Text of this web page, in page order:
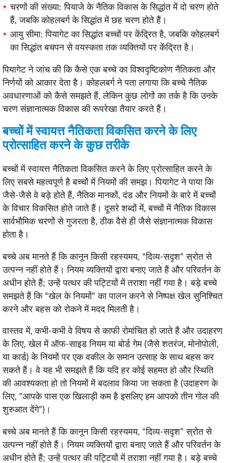
चरणों की संख्या: पियाजे के नैतिक विकास के सिद्धांत में दो चरण होते
हैं, जबकि कोहलबर्ग के सिद्धांत में छह चरण होते हैं।
आयु सीमा: पियागेट का सिद्धांत बच्चों पर केंद्रित है, जबकि कोहलबर्ग
का सिद्धांत बचपन से वयस्कता तक व्यक्तियों पर केंद्रित है।
पियागेट ने जांच की कि कैसे एक बच्चे का विश्वदृष्टिकोण नैतिकता और
निर्णयों को आकार देता है। कोहलबर्ग ने पता लगाया कि बच्चे नैतिक
अवधारणाओं को कैसे समझते हैं, लेकिन कुछ लोगों का तर्क है कि उनके
चरण संज्ञानात्मक विकास की रूपरेखा तैयार करते हैं।
बच्चों में स्वायत्त नैतिकता विकसित करने के लिए
प्रोत्साहित करने के कुछ तरीके
बच्चों में स्वायत्त नैतिकता विकसित करने के लिए प्रोत्साहित करने के
लिए सबसे महत्वपूर्ण है बच्चों में नियमों की समझ। पियागेट ने पाया कि
जैसे-जैसे वे बड़े होते हैं, नैतिक मानकों, दंड और नियमों के बारे में बच्चों
के विचार विकसित होते जाते हैं। दूसरे शब्दों में, बच्चों में नैतिक विकास
सार्वभौमिक चरणों से गुजरता है, ठीक वैसे ही जैसे संज्ञानात्मक विकास
होता है।
बच्चे अब मानते हैं कि कानून किसी रहस्यमय, “दिव्य-सदृश” स्रोत से
उत्पन्न नहीं होते हैं। नियम व्यक्तियों द्वारा बनाए जाते हैं और परिवर्तन के
अधीन होते हैं; उन्हें पत्थर की पट्टियों में तराशा नहीं गया है। बड़े बच्चे
समझते हैं कि “खेल के नियमों” का पालन करने से निष्पक्ष खेल सुनिश्चित
करने और बहस को रोकने में मदद मिलती है।
वास्तव में, कभी-कभी वे विषय से काफी रोमांचित हो जाते हैं और उदाहरण
के लिए, खेल में ऑफ-साइड नियम या बोर्ड गेम (जैसे शतरंज, मोनोपोली,
या कार्ड) के नियमों पर एक वकील के समान उत्साह के साथ बहस कर
सकते हैं। वे यह भी समझते हैं कि यदि हर कोई सहमत हो और स्थिति
की आवश्यकता हो तो नियमों में बदलाव किया जा सकता है (उदाहरण के
लिए, “आपके पास एक खिलाड़ी कम है इसलिए हम आपको तीन गोल की
शुरुआत देंगे”)।
बच्चे अब मानते हैं कि कानून किसी रहस्यमय, “दिव्य-सदृश” स्रोत से
उत्पन्न नहीं होते हैं। नियम व्यक्तियों द्वारा बनाए जाते हैं और परिवर्तन के
अधीन होते हैं; उन्हें पत्थर की पट्टियों में तराशा नहीं गया है। बड़े बच्चे